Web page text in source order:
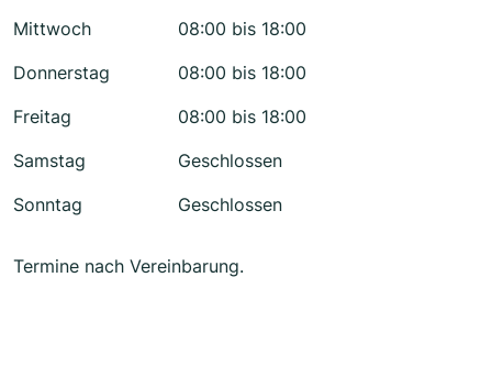
Mittwoch
08:00 bis 18:00
Donnerstag
08:00 bis 18:00
Freitag
08:00 bis 18:00
Samstag
Geschlossen
Sonntag
Geschlossen
Termine nach Vereinbarung.